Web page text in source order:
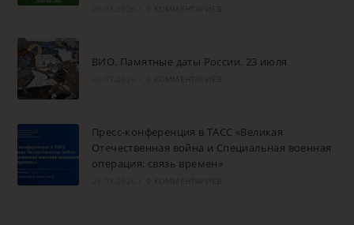
ВИО. Памятные даты России. 23 июля
Пресс-конференция в ТАСС «Великая
Отечественная война и Специальная военная
операция: связь времен»